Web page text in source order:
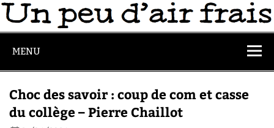
MENU
Choc des savoir : coup de com et casse
du collège – Pierre Chaillot